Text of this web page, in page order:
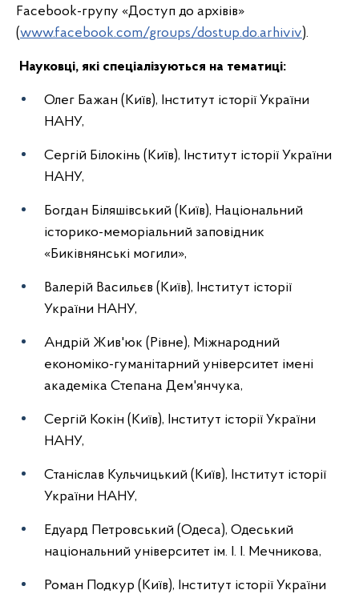
Facebook-групу «Доступ до архівів»
(www.facebook.com/groups/dostup.do.arhiviv).
Науковці, які спеціалізуються на тематиці:
Олег Бажан (Київ), Інститут історії України
НАНУ,
Сергій Білокінь (Київ), Інститут історії України
НАНУ,
Богдан Біляшівський (Київ), Національний
історико-меморіальний заповідник
«Биківнянські могили»,
Валерій Васильєв (Київ), Інститут історії
України НАНУ,
Андрій Жив'юк (Рівне), Міжнародний
економіко-гуманітарний університет імені
академіка Степана Дем'янчука,
Сергій Кокін (Київ), Інститут історії України
НАНУ,
Станіслав Кульчицький (Київ), Інститут історії
України НАНУ,
Едуард Петровський (Одеса), Одеський
національний університет ім. І. І. Мечникова,
Роман Подкур (Київ), Інститут історії України